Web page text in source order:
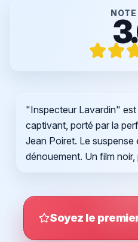
"Inspecteur Lavardin"
captivant, porté par la
Jean Poiret. Le
dénouement. Un film
Soyez le